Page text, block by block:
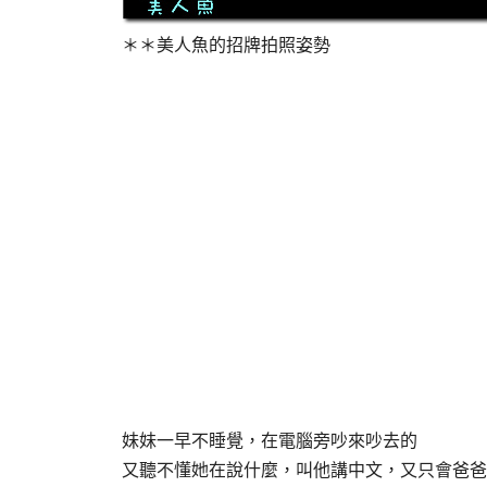
＊＊美人魚的招牌拍照姿勢
妹妹一早不睡覺，在電腦旁吵來吵去的
又聽不懂她在說什麼，叫他講中文，又只會爸